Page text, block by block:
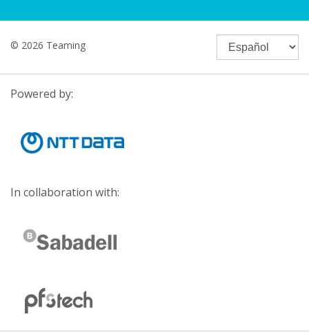
© 2026 Teaming
Powered by:
In collaboration with: